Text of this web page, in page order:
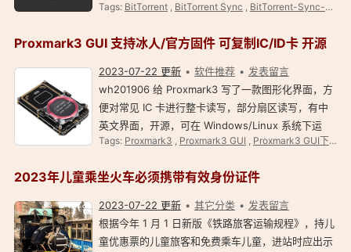
OS X 、 Linux 、 Android 、 iOS 和 FreeBSD 上使
的、分布式的 P…
Tags: BitTorrent, BitTorrent Sync , BitTorrent-Sync-2.0.128
Proxmark3 GUI 支持冰人/官方固件 可复制IC/ID卡 开源
2023-07-22 更新 软件推荐
发表留言
wh201906 给 Proxmark3 写了一款图形化界面，方
便对常见 IC 卡进行整卡读写，部分扇区读写，有中
英文界面，开源，可在 Windows/Linux 系统下运
行。 Proxmark3 GUI 支持冰人/官方固件 可复制
https://github.com/wh…
Tags: Proxmark3 , Proxmark3 GUI , Proxmark3 GUI下载
2023年儿童乘坐火车必须携带有效身份证件
2023-07-22 更新 其它分类
发表留言
根据今年 1 月 1 日新版《铁路旅客运输规程》，持儿
童优惠票的儿童旅客和免费乘车儿童，进站时应出示